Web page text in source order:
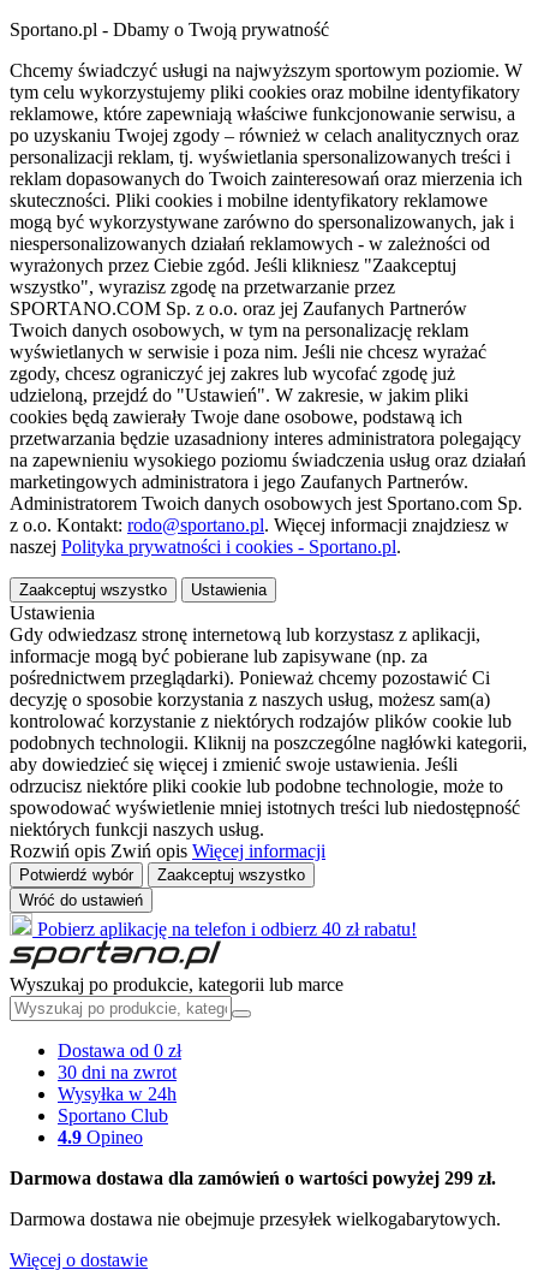
Sportano.pl - Dbamy o Twoją prywatność
Chcemy świadczyć usługi na najwyższym sportowym poziomie. W
tym celu wykorzystujemy pliki cookies oraz mobilne identyfikatory
reklamowe, które zapewniają właściwe funkcjonowanie serwisu, a
po uzyskaniu Twojej zgody – również w celach analitycznych oraz
personalizacji reklam, tj. wyświetlania spersonalizowanych treści i
reklam dopasowanych do Twoich zainteresowań oraz mierzenia ich
skuteczności. Pliki cookies i mobilne identyfikatory reklamowe
mogą być wykorzystywane zarówno do spersonalizowanych, jak i
niespersonalizowanych działań reklamowych - w zależności od
wyrażonych przez Ciebie zgód. Jeśli klikniesz "Zaakceptuj
wszystko", wyrazisz zgodę na przetwarzanie przez
SPORTANO.COM Sp. z o.o. oraz jej Zaufanych Partnerów
Twoich danych osobowych, w tym na personalizację reklam
wyświetlanych w serwisie i poza nim. Jeśli nie chcesz wyrażać
zgody, chcesz ograniczyć jej zakres lub wycofać zgodę już
udzieloną, przejdź do "Ustawień". W zakresie, w jakim pliki
cookies będą zawierały Twoje dane osobowe, podstawą ich
przetwarzania będzie uzasadniony interes administratora polegający
na zapewnieniu wysokiego poziomu świadczenia usług oraz działań
marketingowych administratora i jego Zaufanych Partnerów.
Administratorem Twoich danych osobowych jest Sportano.com Sp.
z o.o. Kontakt: rodo@sportano.pl. Więcej informacji znajdziesz w
naszej Polityka prywatności i cookies - Sportano.pl.
Zaakceptuj wszystko Ustawienia
Ustawienia
Gdy odwiedzasz stronę internetową lub korzystasz z aplikacji,
informacje mogą być pobierane lub zapisywane (np. za
pośrednictwem przeglądarki). Ponieważ chcemy pozostawić Ci
decyzję o sposobie korzystania z naszych usług, możesz sam(a)
kontrolować korzystanie z niektórych rodzajów plików cookie lub
podobnych technologii. Kliknij na poszczególne nagłówki kategorii,
aby dowiedzieć się więcej i zmienić swoje ustawienia. Jeśli
odrzucisz niektóre pliki cookie lub podobne technologie, może to
spowodować wyświetlenie mniej istotnych treści lub niedostępność
niektórych funkcji naszych usług.
Rozwiń opis Zwiń opis Więcej informacji
Potwierdź wybór
Zaakceptuj wszystko
Wróć do ustawień
Pobierz aplikację na telefon i odbierz 40 zł rabatu!
Wyszukaj po produkcie, kategorii lub marce
Dostawa od 0 zł
30 dni na zwrot
Wysyłka w 24h
Sportano Club
4.9 Opineo
Darmowa dostawa dla zamówień o wartości powyżej 299 zł.
Darmowa dostawa nie obejmuje przesyłek wielkogabarytowych.
Więcej o dostawie